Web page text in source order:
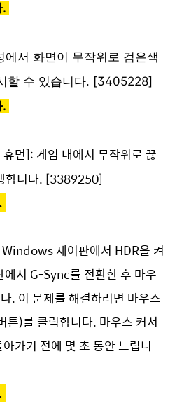
.
에서 화면이 무작위로 검은색
할 수 있습니다. [3405228]
.
먼]: 게임 내에서 무작위로 끊
합니다. [3389250]
제어판에서 HDR을 켜
에서 G-Sync를 전환한 후 마우
. 이 문제를 해결하려면 마우스
튼)를 클릭합니다. 마우스 커서
가기 전에 몇 초 동안 느립니